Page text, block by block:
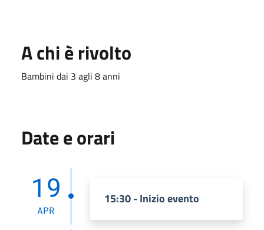
A chi è rivolto
Bambini dai 3 agli 8 anni
Date e orari
19
APR
15:30 - Inizio evento